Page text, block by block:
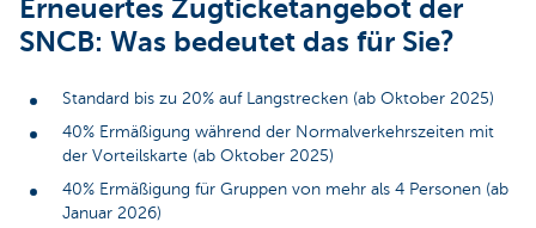
Erneuertes Zugticketangebot der
SNCB: Was bedeutet das für Sie?
Standard bis zu 20% auf Langstrecken (ab Oktober 2025)
40% Ermäßigung während der Normalverkehrszeiten mit
der Vorteilskarte (ab Oktober 2025)
40% Ermäßigung für Gruppen von mehr als 4 Personen (ab
Januar 2026)